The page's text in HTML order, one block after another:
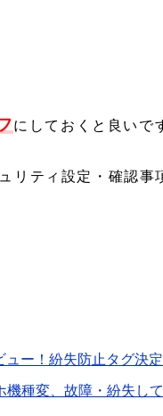
にしておくと良いで
リティ設定・確認事
ー！紛失防止タグ決定
種変、故障・紛失し